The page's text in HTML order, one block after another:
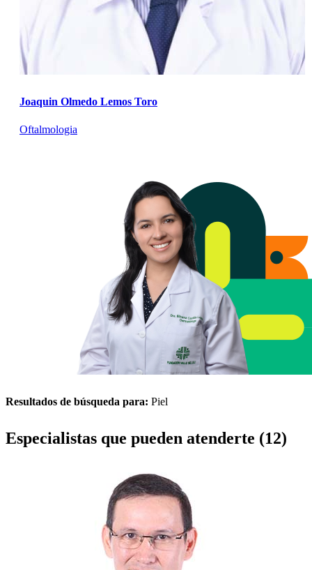
Joaquin Olmedo Lemos Toro
Oftalmologia
Resultados de búsqueda para: Piel
Especialistas que pueden atenderte (12)